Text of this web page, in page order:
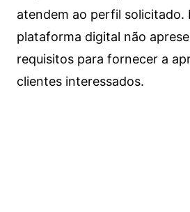
atendem ao perfil solicitado.
plataforma digital não
requisitos para fornecer a
clientes interessados.